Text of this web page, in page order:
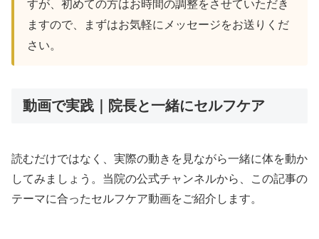
すが、初めての方はお時間の調整をさせていただき
ますので、まずはお気軽にメッセージをお送りくだ
さい。
動画で実践｜院長と一緒にセルフケア
読むだけではなく、実際の動きを見ながら一緒に体を動か
してみましょう。当院の公式チャンネルから、この記事の
テーマに合ったセルフケア動画をご紹介します。